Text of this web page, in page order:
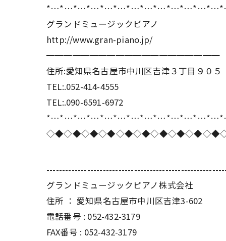
グランドミュージックピアノ
http://www.gran-piano.jp/
━━━━━━━━━━━━━━━━━━━━
住所:愛知県名古屋市中川区吉津３丁目９０５
TEL:.052-414-4555
TEL:.090-6591-6972
グランドミュージックピアノ株式会社
住所 ： 愛知県名古屋市中川区吉津3-602
電話番号 : 052-432-3179
FAX番号 : 052-432-3179